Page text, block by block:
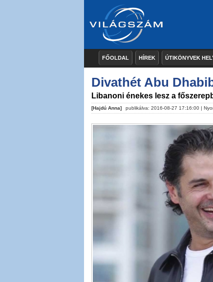
FŐOLDAL HÍREK ÚTIKÖNYVEK
Divathét Abu
Libanoni énekes lesz a
[Hajdú Anna] publikálva: 2016-08-27 17:16:00 |